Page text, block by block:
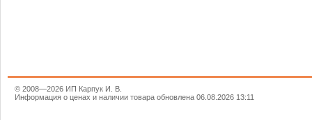
© 2008—2026 ИП Карпук И. В.
Информация о ценах и наличии товара обновлена 06.08.2026 13:11